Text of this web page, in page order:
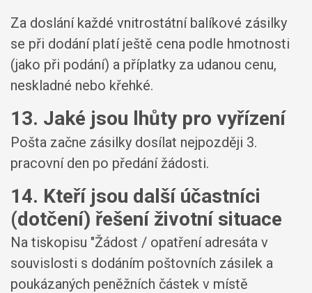
Za doslání každé vnitrostátní balíkové zásilky
se při dodání platí ještě cena podle hmotnosti
(jako při podání) a příplatky za udanou cenu,
neskladné nebo křehké.
13. Jaké jsou lhůty pro vyřízení
Pošta začne zásilky dosílat nejpozději 3.
pracovní den po předání žádosti.
14. Kteří jsou další účastníci
(dotčení) řešení životní situace
Na tiskopisu "Žádost / opatření adresáta v
souvislosti s dodáním poštovních zásilek a
poukázaných peněžních částek v místě